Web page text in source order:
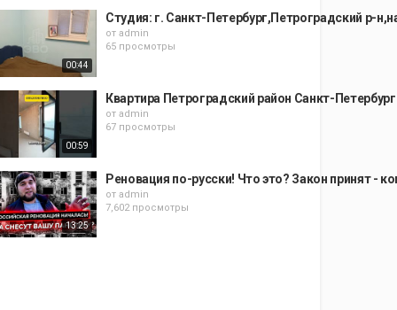
00:44
Студия: г. Санкт-Петербург,Петроградский р-
от admin
65 просмотры
00:59
Квартира Петроградский район Санкт-
от admin
67 просмотры
13:25
Реновация по-русски! Что это? Закон принят -
от admin
7,602 просмотры